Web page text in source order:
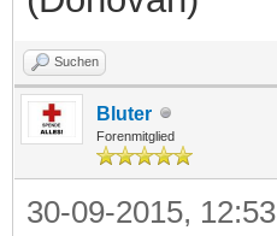
Suchen
Bluter
Forenmitglied
30-09-2015, 12:53